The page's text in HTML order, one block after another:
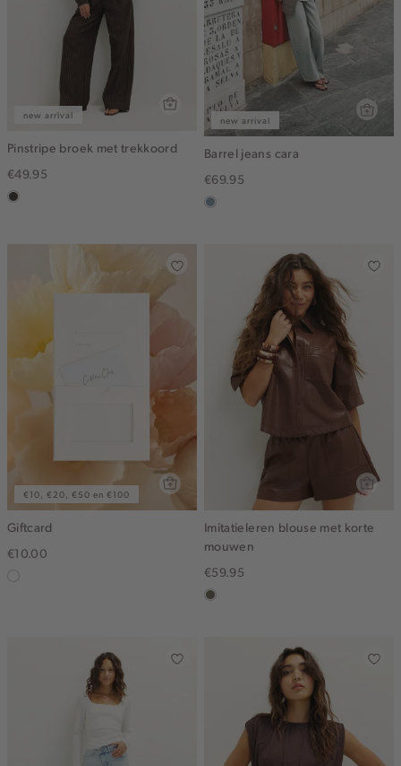
new arrival
Pinstripe broek met trekkoord
€49.95
choco
new arrival
Barrel jeans cara
€69.95
dusty
€10, €20, €50 en €100
Giftcard
€10.00
Imitatieleren blouse met korte
mouwen
€59.95
middenbruin